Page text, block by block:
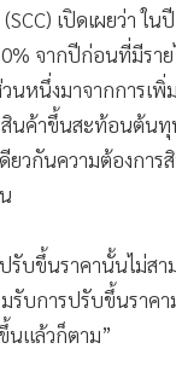
เปิดเผยว่า ใน
จากปีก่อนที่มีราย
นหนึ่งมาจากการเ
นค้าขึ้นสะท้อนต้นทุ
วกันความต้องการ
รับขึ้นราคานั้นไม่สา
รับการปรับขึ้นราค
แล้วก็ตาม”